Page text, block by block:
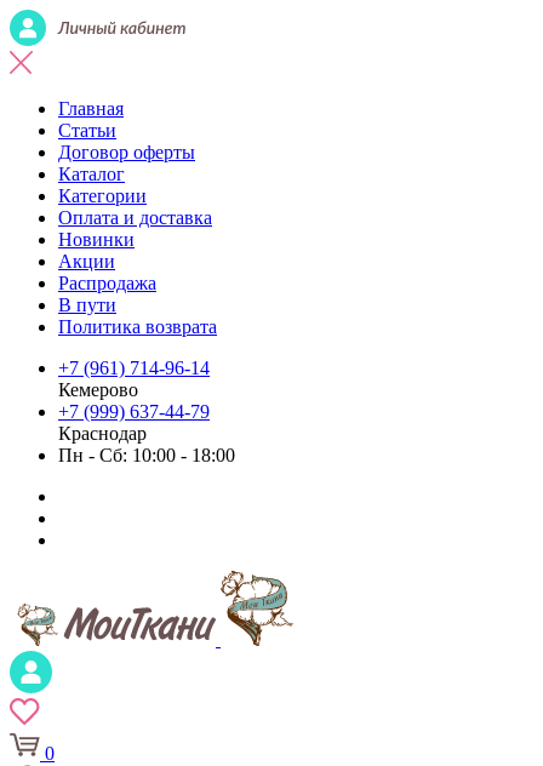
Главная
Статьи
Договор оферты
Каталог
Категории
Оплата и доставка
Новинки
Акции
Распродажа
В пути
Политика возврата
+7 (961) 714-96-14
Кемерово
+7 (999) 637-44-79
Краснодар
Пн - Сб: 10:00 - 18:00
0